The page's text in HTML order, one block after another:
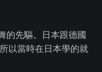
的先驅。日本跟德國
以當時在日本學的就